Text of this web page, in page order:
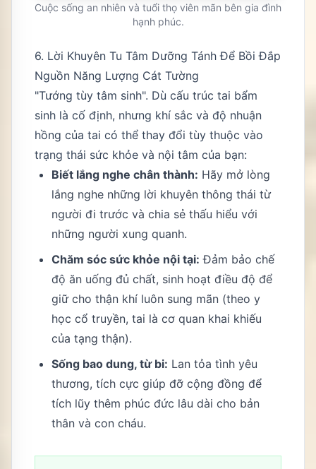
Cuộc sống an nhiên và tuổi thọ viên mãn bên gia đình
hạnh phúc.
6. Lời Khuyên Tu Tâm Dưỡng Tánh Để Bồi Đắp
Nguồn Năng Lượng Cát Tường
"Tướng tùy tâm sinh". Dù cấu trúc tai bẩm
sinh là cố định, nhưng khí sắc và độ nhuận
hồng của tai có thể thay đổi tùy thuộc vào
trạng thái sức khỏe và nội tâm của bạn:
Biết lắng nghe chân thành: Hãy mở lòng
lắng nghe những lời khuyên thông thái từ
người đi trước và chia sẻ thấu hiểu với
những người xung quanh.
Chăm sóc sức khỏe nội tại: Đảm bảo chế
độ ăn uống đủ chất, sinh hoạt điều độ để
giữ cho thận khí luôn sung mãn (theo y
học cổ truyền, tai là cơ quan khai khiếu
của tạng thận).
Sống bao dung, từ bi: Lan tỏa tình yêu
thương, tích cực giúp đỡ cộng đồng để
tích lũy thêm phúc đức lâu dài cho bản
thân và con cháu.